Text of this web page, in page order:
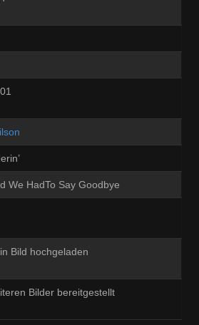
We HadTo Say Goodbye
Bild hochgeladen
Bilder bereitgestellt